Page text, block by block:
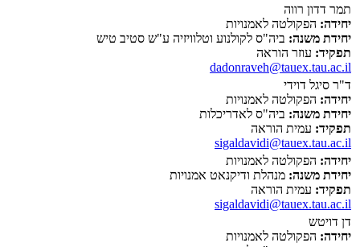
תמר דדון רווה
יחידה: הפקולטה לאמנויות
יחידת משנה: ביה"ס לקולנוע וטלוויזיה ע"ש סטיב טיש
תפקיד: עוזר הוראה
dadonraveh@tauex.tau.ac.il
ד"ר סיגל דוידי
יחידה: הפקולטה לאמנויות
יחידת משנה: ביה"ס לאדריכלות
תפקיד: עמית הוראה
sigaldavidi@tauex.tau.ac.il
יחידה: הפקולטה לאמנויות
יחידת משנה: מנהלת ודיקנאט אמנויות
תפקיד: עמית הוראה
sigaldavidi@tauex.tau.ac.il
דן דויטש
יחידה: הפקולטה לאמנויות